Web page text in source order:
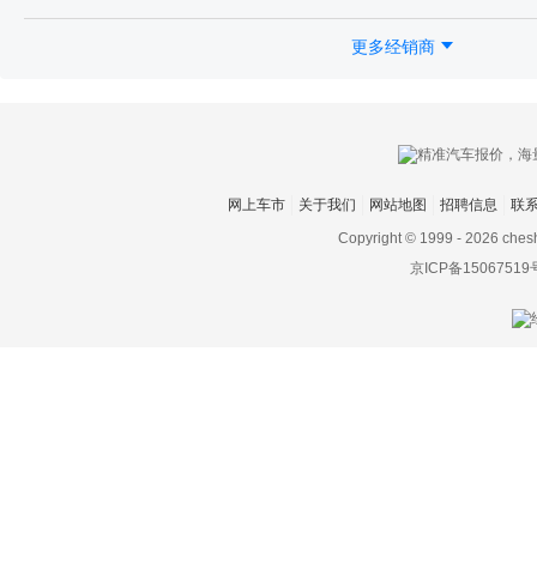
更多经销商
网上车市 关于我们 网站地图 招聘信息
联
Copyright © 1999 - 2026
京ICP备15067519